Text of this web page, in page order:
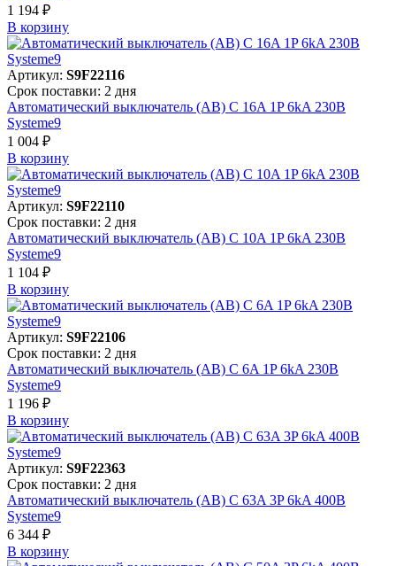
1 194 ₽
В корзинy
Артикул: S9F22116
Срок поставки: 2 дня
Автоматический выключатель (АВ) C 16A 1P 6kA 230В
Systeme9
1 004 ₽
В корзинy
Артикул: S9F22110
Срок поставки: 2 дня
Автоматический выключатель (АВ) C 10A 1P 6kA 230В
Systeme9
1 104 ₽
В корзинy
Артикул: S9F22106
Срок поставки: 2 дня
Автоматический выключатель (АВ) C 6A 1P 6kA 230В
Systeme9
1 196 ₽
В корзинy
Артикул: S9F22363
Срок поставки: 2 дня
Автоматический выключатель (АВ) C 63A 3P 6kA 400В
Systeme9
6 344 ₽
В корзинy